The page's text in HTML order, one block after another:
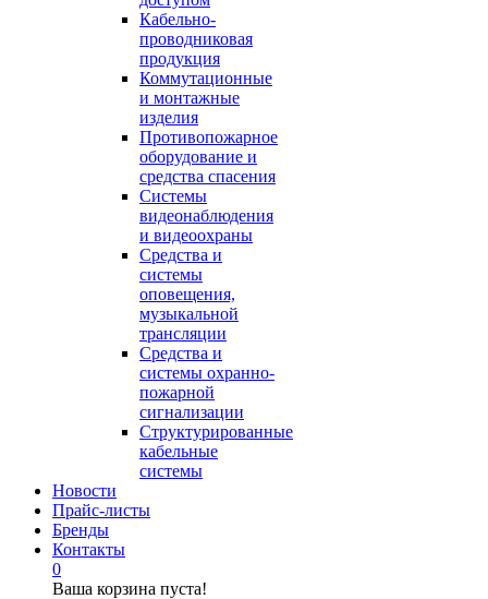
Кабельно-
проводниковая
продукция
Коммутационные
и монтажные
изделия
Противопожарное
оборудование и
средства спасения
Системы
видеонаблюдения
и видеоохраны
Средства и
системы
оповещения,
музыкальной
трансляции
Средства и
системы охранно-
пожарной
сигнализации
Структурированные
кабельные
системы
Новости
Прайс-листы
Бренды
Контакты
0
Ваша корзина пуста!